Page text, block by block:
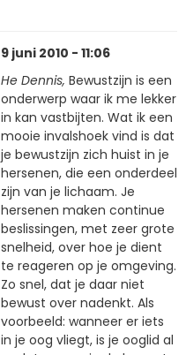
9 juni 2010 - 11:06
He Dennis, Bewustzijn is een
onderwerp waar ik me lekker
in kan vastbijten. Wat ik een
mooie invalshoek vind is dat
je bewustzijn zich huist in je
hersenen, die een onderdeel
zijn van je lichaam. Je
hersenen maken continue
beslissingen, met zeer grote
snelheid, over hoe je dient
te reageren op je omgeving.
Zo snel, dat je daar niet
bewust over nadenkt. Als
voorbeeld: wanneer er iets
in je oog vliegt, is je ooglid al